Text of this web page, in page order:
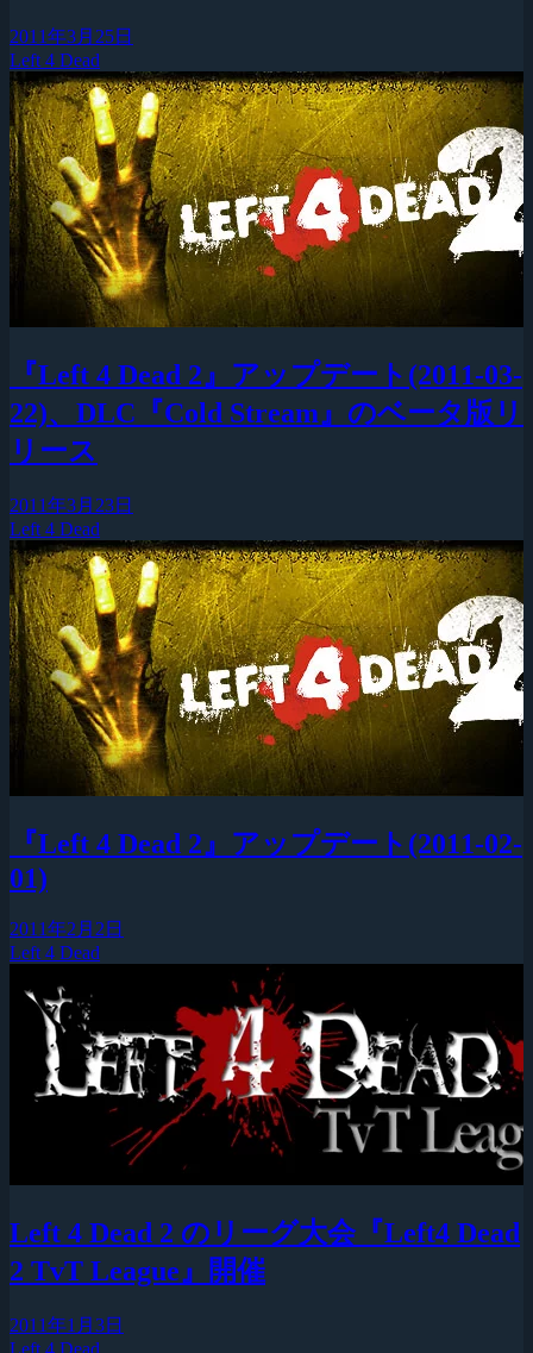
2011年3月25日
Left 4 Dead
『Left 4 Dead 2』アップデート(2011-03-
22)、DLC『Cold Stream』のベータ版リ
リース
2011年3月23日
Left 4 Dead
『Left 4 Dead 2』アップデート(2011-02-
01)
2011年2月2日
Left 4 Dead
Left 4 Dead 2 のリーグ大会『Left4 Dead
2 TvT League』開催
2011年1月3日